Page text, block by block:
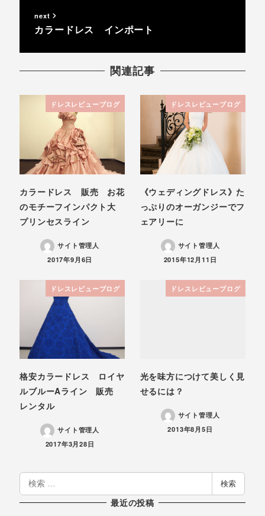
next
カラードレス インポート
関連記事
ドレスレビューブログ
カラードレス 販売 お花
のモチーフインパクト大
プリンセスライン
サイト管理人
投稿日
2017年9月6日
ドレスレビューブログ
《ウェディングドレス》た
っぷりのオーガンジーでフ
ェアリーに
サイト管理人
投稿日
2015年12月11日
ドレスレビューブログ
格安カラードレス ロイヤ
ルブルーAライン 販売
レンタル
サイト管理人
投稿日
2017年3月28日
ドレスレビューブログ
光を味方につけて美しく見
せるには？
サイト管理人
投稿日
2013年8月5日
検
索
検索
最近の投稿